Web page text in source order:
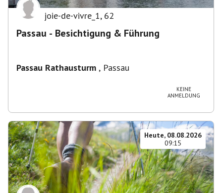
joie-de-vivre_1, 62
Passau - Besichtigung & Führung
Passau Rathausturm , Passau
KEINE
ANMELDUNG
Heute, 08.08.2026
09:15